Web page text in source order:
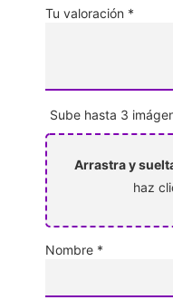
Tu valoración *
Sube hasta 3
Arrastra y
haz
Nombre *